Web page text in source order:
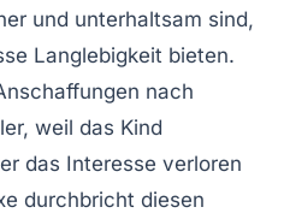
und unterhaltsam sind,
Langlebigkeit bieten.
nach
weil das Kind
das Interesse verloren
durchbricht diesen